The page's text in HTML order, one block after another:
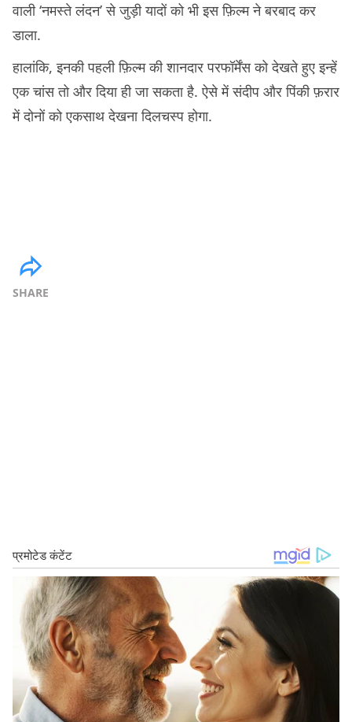
वाली ‘नमस्ते लंदन’ से जुड़ी यादों को भी इस फ़िल्म ने बरबाद कर
डाला.
हालांकि, इनकी पहली फ़िल्म की शानदार परफॉर्मेंस को देखते हुए इन्हें
एक चांस तो और दिया ही जा सकता है. ऐसे में संदीप और पिंकी फ़रार
में दोनों को एकसाथ देखना दिलचस्प होगा.
SHARE